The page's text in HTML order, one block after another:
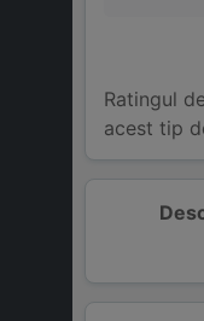
Ratingul
acest tip